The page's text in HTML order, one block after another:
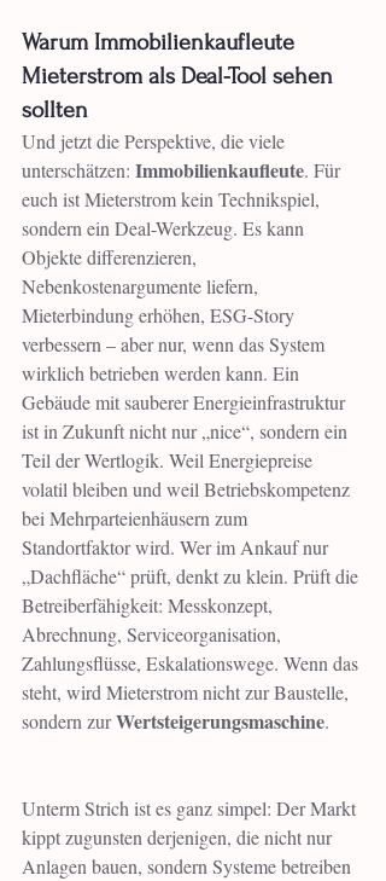
Warum Immobilienkaufleute
Mieterstrom als Deal-Tool sehen
sollten
Und jetzt die Perspektive, die viele
unterschätzen: Immobilienkaufleute. Für
euch ist Mieterstrom kein Technikspiel,
sondern ein Deal-Werkzeug. Es kann
Objekte differenzieren,
Nebenkostenargumente liefern,
Mieterbindung erhöhen, ESG-Story
verbessern – aber nur, wenn das System
wirklich betrieben werden kann. Ein
Gebäude mit sauberer Energieinfrastruktur
ist in Zukunft nicht nur „nice“, sondern ein
Teil der Wertlogik. Weil Energiepreise
volatil bleiben und weil Betriebskompetenz
bei Mehrparteienhäusern zum
Standortfaktor wird. Wer im Ankauf nur
„Dachfläche“ prüft, denkt zu klein. Prüft die
Betreiberfähigkeit: Messkonzept,
Abrechnung, Serviceorganisation,
Zahlungsflüsse, Eskalationswege. Wenn das
steht, wird Mieterstrom nicht zur Baustelle,
sondern zur Wertsteigerungsmaschine.
Unterm Strich ist es ganz simpel: Der Markt
kippt zugunsten derjenigen, die nicht nur
Anlagen bauen, sondern Systeme betreiben